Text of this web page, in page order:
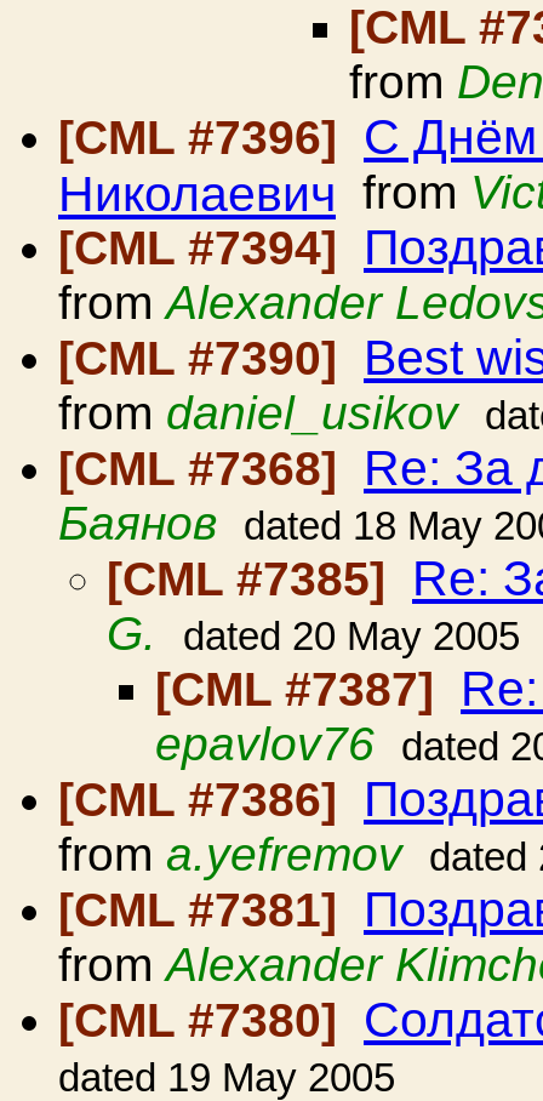
[CML
from
[CML #7396]
С Днём
Николаевич from
[CML #7394]
fromAlexander
[CML #7390]
Best
from daniel_usikov
[CML #7368] Re: За
Баянов dated 18 May
[CML #7385] Re:
G. dated 20 May 2005
[CML #7387]
epavlov76 dated
[CML #7386]
from a.yefremov dated
[CML #7381]
fromAlexander
[CML #7380]
dated 19 May 2005